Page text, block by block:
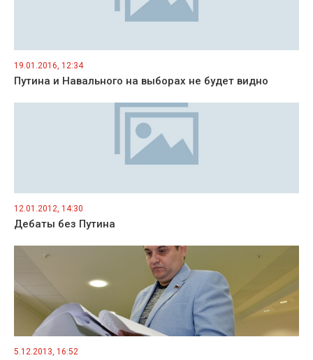
19.01.2016, 12:34
Путина и Навального на выборах не будет видно
12.01.2012, 14:30
Дебаты без Путина
5.12.2013, 16:52